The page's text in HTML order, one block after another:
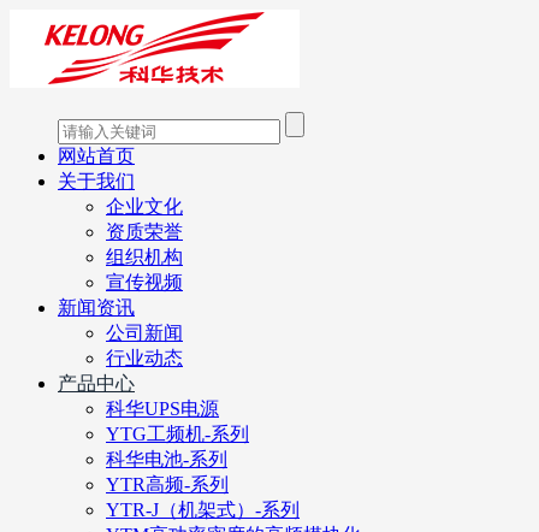
网站首页
关于我们
企业文化
资质荣誉
组织机构
宣传视频
新闻资讯
公司新闻
行业动态
产品中心
科华UPS电源
YTG工频机-系列
科华电池-系列
YTR高频-系列
YTR-J（机架式）-系列